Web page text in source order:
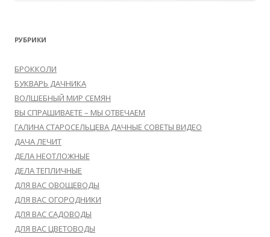
РУБРИКИ
БРОККОЛИ
БУКВАРЬ ДАЧНИКА
ВОЛШЕБНЫЙ МИР СЕМЯН
ВЫ СПРАШИВАЕТЕ – МЫ ОТВЕЧАЕМ
ГАЛИНА СТАРОСЕЛЬЦЕВА ДАЧНЫЕ СОВЕТЫ ВИДЕО
ДАЧА ЛЕЧИТ
ДЕЛА НЕОТЛОЖНЫЕ
ДЕЛА ТЕПЛИЧНЫЕ
ДЛЯ ВАС ОВОЩЕВОДЫ
ДЛЯ ВАС ОГОРОДНИКИ
ДЛЯ ВАС САДОВОДЫ
ДЛЯ ВАС ЦВЕТОВОДЫ